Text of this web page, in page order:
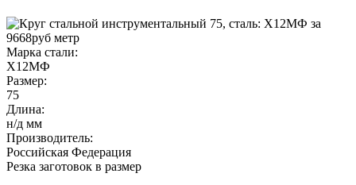
Марка стали:
Х12МФ
Размер:
75
Длина:
н/д мм
Производитель:
Российская Федерация
Резка заготовок в размер